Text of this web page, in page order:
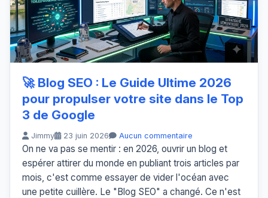
🚀 Blog SEO : Le Guide Ultime 2026
pour propulser votre site dans le Top
3 de Google
Jimmy 23 juin 2026 Aucun commentaire
On ne va pas se mentir : en 2026, ouvrir un blog et
espérer attirer du monde en publiant trois articles par
mois, c'est comme essayer de vider l'océan avec
une petite cuillère. Le "Blog SEO" a changé. Ce n'est